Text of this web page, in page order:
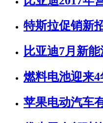
特斯拉促销新
比亚迪7月新
燃料电池迎来
苹果电动汽车